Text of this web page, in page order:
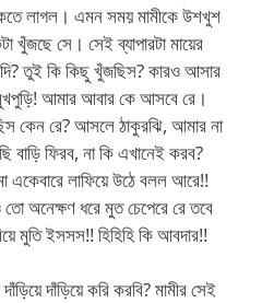
ফুঁকতে লাগল। এমন সময় মামীকে উশখুশ
সে। সেই ব্যাপারটা মায়ের
তুই কি কিছু খুঁজছিস? কারও আসার
আমার আবার কে আসবে রে।
কেন রে? আসলে ঠাকুরঝি, আমার না
বাড়ি ফিরব, না কি এখানেই করব?
একেবারে লাফিয়ে উঠে বলল আরে!!
অনেক্ষণ ধরে মুত চেপেরে রে তবে
মুতি ইসসস!! হিহিহি কি আবদার!!
দাঁড়িয়ে করি করবি? মামীর সেই